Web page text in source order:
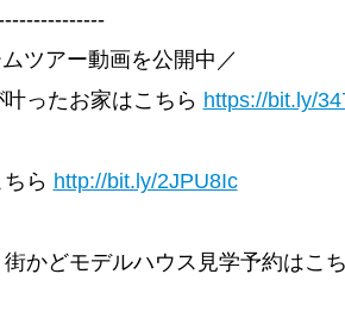
ツアー動画を公開中／
ったお家はこちら https://bit.ly/
ら http://bit.ly/2JPU8Ic
かどモデルハウス見学予約はこ